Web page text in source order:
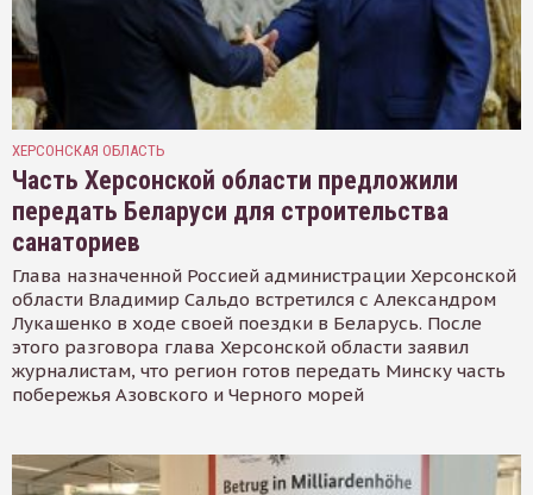
ХЕРСОНСКАЯ ОБЛАСТЬ
Часть Херсонской области предложили
передать Беларуси для строительства
санаториев
Глава назначенной Россией администрации Херсонской
области Владимир Сальдо встретился с Александром
Лукашенко в ходе своей поездки в Беларусь. После
этого разговора глава Херсонской области заявил
журналистам, что регион готов передать Минску часть
побережья Азовского и Черного морей